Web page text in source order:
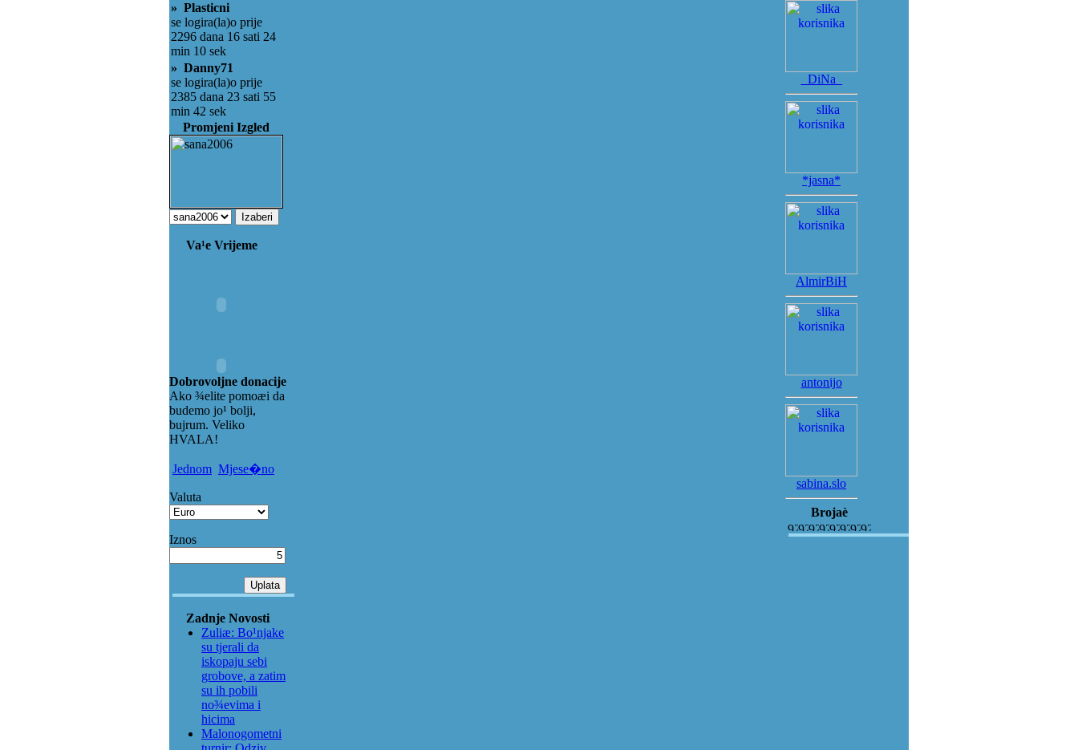
» Plasticni
se logira(la)o prije
2296 dana 16 sati 24
min 10 sek
» Danny71
se logira(la)o prije
2385 dana 23 sati 55
min 42 sek
Promjeni Izgled
Va¹e Vrijeme
Dobrovoljne donacije
Ako ¾elite pomoæi da
budemo jo¹ bolji,
bujrum. Veliko
HVALA!
Jednom Mjese�no
Valuta
Iznos
Zadnje Novosti
Zuliæ: Bo¹njake
su tjerali da
iskopaju sebi
grobove, a zatim
su ih pobili
no¾evima i
hicima
Malonogometni
_DiNa_
*jasna*
AlmirBiH
antonijo
sabina.slo
Brojaè